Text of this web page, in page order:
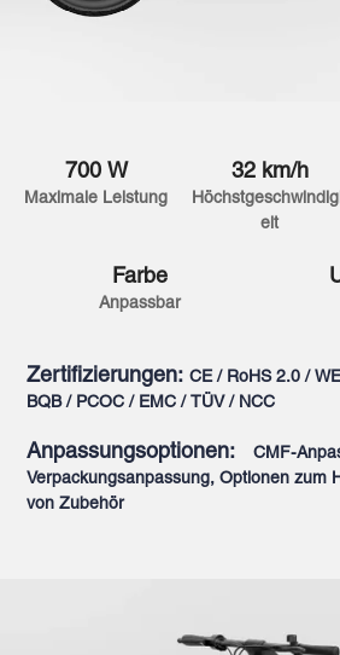
700 W
Maximale Leistung
32 km/h
eit
Farbe
Anpassbar
Zertifizierungen: CE / RoHS 2.0 /
BQB / PCOC / EMC / TÜV / NCC
Anpassungsoptionen:
CMF-
Verpackungsanpassung, Optionen zum
von Zubehör